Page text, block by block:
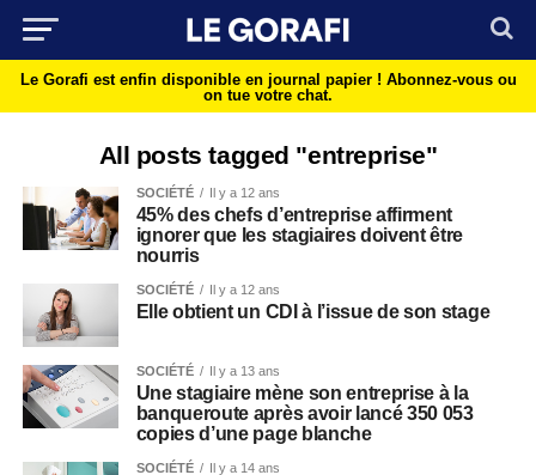
Le Gorafi est enfin disponible en journal papier ! Abonnez-vous ou
on tue votre chat.
All posts tagged "entreprise"
SOCIÉTÉ Il y a 12 ans
45% des chefs d’entreprise affirment
ignorer que les stagiaires doivent être
nourris
SOCIÉTÉ Il y a 12 ans
Elle obtient un CDI à l’issue de son stage
SOCIÉTÉ Il y a 13 ans
Une stagiaire mène son entreprise à la
banqueroute après avoir lancé 350 053
copies d’une page blanche
SOCIÉTÉ Il y a 14 ans